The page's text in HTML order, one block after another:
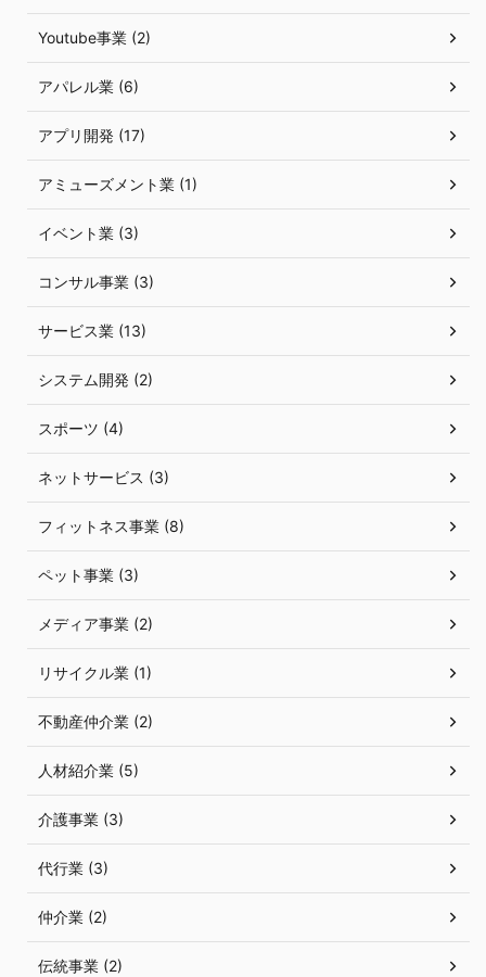
Youtube事業 (2)
アパレル業 (6)
アプリ開発 (17)
アミューズメント業 (1)
イベント業 (3)
コンサル事業 (3)
サービス業 (13)
システム開発 (2)
スポーツ (4)
ネットサービス (3)
フィットネス事業 (8)
ペット事業 (3)
メディア事業 (2)
リサイクル業 (1)
不動産仲介業 (2)
人材紹介業 (5)
介護事業 (3)
代行業 (3)
仲介業 (2)
伝統事業 (2)